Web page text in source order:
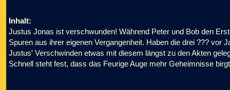
Inhalt:
Justus Jonas ist verschwunden! Während Peter und Bob den
Spuren aus ihrer eigenen Vergangenheit. Haben die drei ??? vor
Justus' Verschwinden etwas mit diesem längst zu den Akten
Schnell steht fest, dass das Feurige Auge mehr Geheimnisse